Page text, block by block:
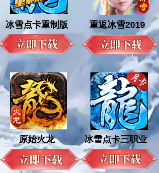
冰雪点卡重制版 重返冰雪2019
原始火龙 冰雪点卡三职业